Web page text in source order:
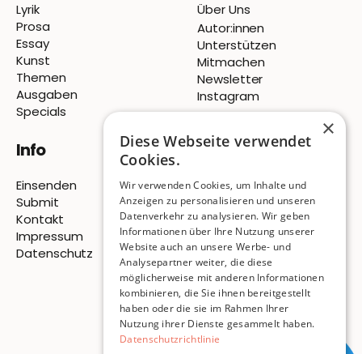
Lyrik
Prosa
Essay
Kunst
Themen
Ausgaben
Specials
Über Uns
Autor:innen
Unterstützen
Mitmachen
Newsletter
Instagram
Info
Einsenden
Submit
Kontakt
Impressum
Datenschutz
© 2026 Pigeon Publishing
ISSN
×
Diese Webseite verwendet
Cookies.
Wir verwenden Cookies, um Inhalte und
Anzeigen zu personalisieren und unseren
Datenverkehr zu analysieren. Wir geben
Informationen über Ihre Nutzung unserer
Website auch an unsere Werbe- und
Analysepartner weiter, die diese
möglicherweise mit anderen Informationen
kombinieren, die Sie ihnen bereitgestellt
haben oder die sie im Rahmen Ihrer
Nutzung ihrer Dienste gesammelt haben.
Datenschutzrichtlinie